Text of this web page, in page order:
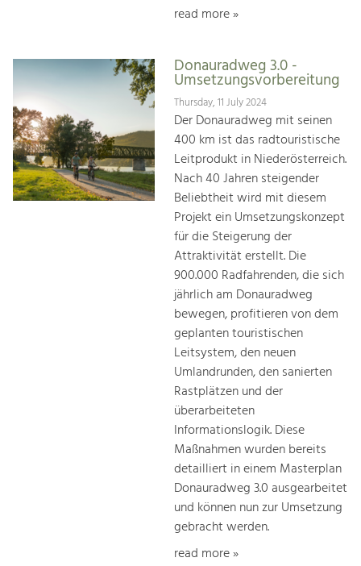
read more »
Donauradweg 3.0 -
Umsetzungsvorbereitung
Thursday, 11 July 2024
Der Donauradweg mit seinen
400 km ist das radtouristische
Leitprodukt in Niederösterreich.
Nach 40 Jahren steigender
Beliebtheit wird mit diesem
Projekt ein Umsetzungskonzept
für die Steigerung der
Attraktivität erstellt. Die
900.000 Radfahrenden, die sich
jährlich am Donauradweg
bewegen, profitieren von dem
geplanten touristischen
Leitsystem, den neuen
Umlandrunden, den sanierten
Rastplätzen und der
überarbeiteten
Informationslogik. Diese
Maßnahmen wurden bereits
detailliert in einem Masterplan
Donauradweg 3.0 ausgearbeitet
und können nun zur Umsetzung
gebracht werden.
read more »